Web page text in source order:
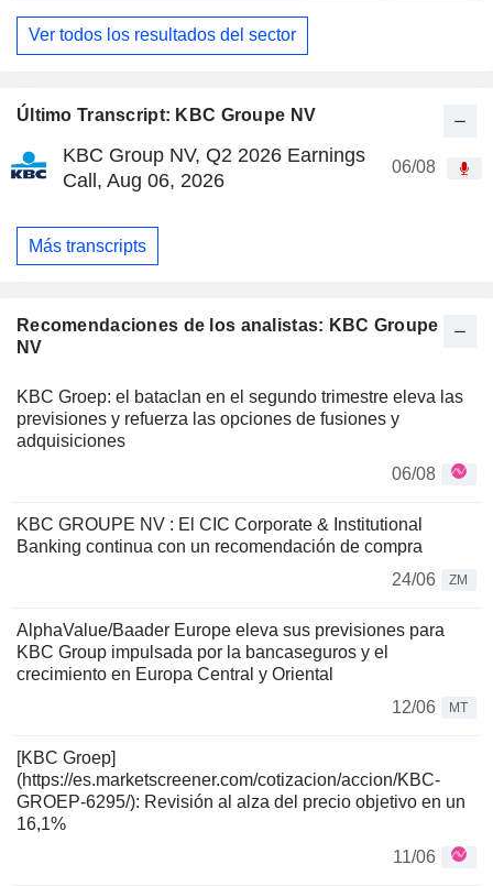
Último Transcript: KBC Groupe NV
KBC Group NV, Q2 2026 Earnings
Call, Aug 06, 2026
06/08
Más transcripts
Recomendaciones de los analistas: KBC Groupe
NV
KBC Groep: el bataclan en el segundo trimestre eleva las
previsiones y refuerza las opciones de fusiones y
adquisiciones
06/08
KBC GROUPE NV : El CIC Corporate & Institutional
Banking continua con un recomendación de compra
24/06
ZM
AlphaValue/Baader Europe eleva sus previsiones para
KBC Group impulsada por la bancaseguros y el
crecimiento en Europa Central y Oriental
12/06
MT
[KBC Groep]
(https://es.marketscreener.com/cotizacion/accion/KBC-
GROEP-6295/): Revisión al alza del precio objetivo en un
16,1%
11/06
Ver todos los resultados del sector